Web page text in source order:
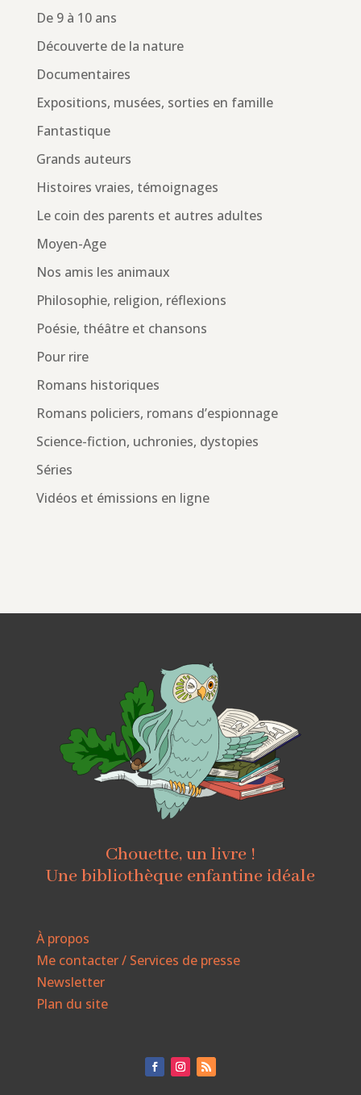
De 9 à 10 ans
Découverte de la nature
Documentaires
Expositions, musées, sorties en famille
Fantastique
Grands auteurs
Histoires vraies, témoignages
Le coin des parents et autres adultes
Moyen-Age
Nos amis les animaux
Philosophie, religion, réflexions
Poésie, théâtre et chansons
Pour rire
Romans historiques
Romans policiers, romans d’espionnage
Science-fiction, uchronies, dystopies
Séries
Vidéos et émissions en ligne
Chouette, un livre !
Une bibliothèque enfantine idéale
À propos
Me contacter / Services de presse
Newsletter
Plan du site